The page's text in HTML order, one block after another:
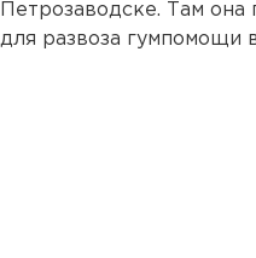
Петрозаводске. Там
для развоза гумпомощи